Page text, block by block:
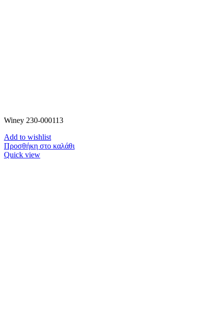
Winey 230-000113
Add to wishlist
Προσθήκη στο καλάθι
Quick view